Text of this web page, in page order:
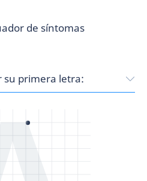
de síntomas